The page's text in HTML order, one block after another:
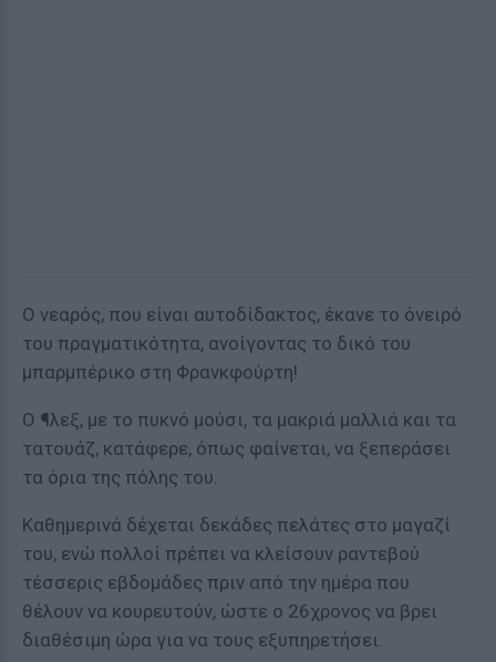
Ο νεαρός, που είναι αυτοδίδακτος, έκανε το όνειρό
του πραγματικότητα, ανοίγοντας το δικό του
μπαρμπέρικο στη Φρανκφούρτη!
Ο ¶λεξ, με το πυκνό μούσι, τα μακριά μαλλιά και τα
τατουάζ, κατάφερε, όπως φαίνεται, να ξεπεράσει
τα όρια της πόλης του.
Καθημερινά δέχεται δεκάδες πελάτες στο μαγαζί
του, ενώ πολλοί πρέπει να κλείσουν ραντεβού
τέσσερις εβδομάδες πριν από την ημέρα που
θέλουν να κουρευτούν, ώστε ο 26χρονος να βρει
διαθέσιμη ώρα για να τους εξυπηρετήσει.